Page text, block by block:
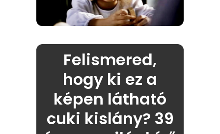
Felismered,
hogy ki ez a
képen látható
cuki kislány? 39